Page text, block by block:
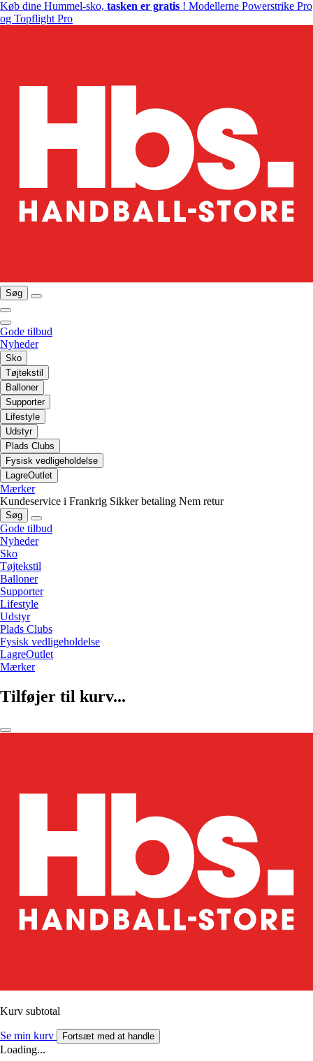
Køb dine Hummel-sko, tasken er gratis ! Modellerne Powerstrike Pro
og Topflight Pro
Søg
Gode tilbud
Nyheder
Sko
Tøjtekstil
Balloner
Supporter
Lifestyle
Udstyr
Plads Clubs
Fysisk vedligeholdelse
LagreOutlet
Mærker
Kundeservice i Frankrig Sikker betaling Nem retur
Søg
Gode tilbud
Nyheder
Sko
Tøjtekstil
Balloner
Supporter
Lifestyle
Udstyr
Plads Clubs
Fysisk vedligeholdelse
LagreOutlet
Mærker
Tilføjer til kurv...
Kurv subtotal
Se min kurv Fortsæt med at handle
Loading...